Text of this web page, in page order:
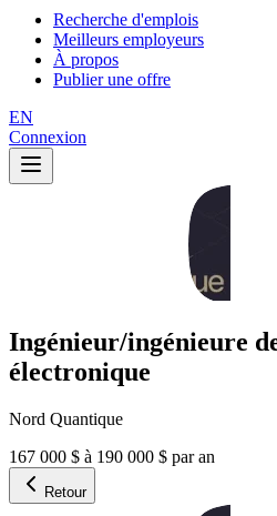
Recherche d'emplois
Meilleurs employeurs
À propos
Publier une offre
EN
Connexion
Ingénieur/ingénieure
électronique
Nord Quantique
167 000 $ à 190 000 $ par an
Retour